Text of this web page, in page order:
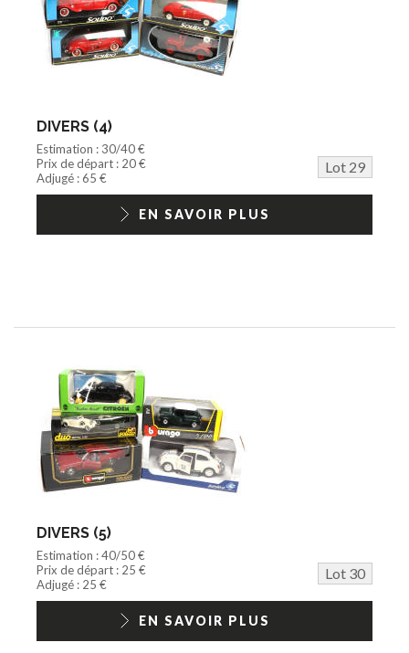
DIVERS (4)
Estimation : 30/40 €
Prix de départ : 20 €
Lot 29
Adjugé : 65 €
EN SAVOIR PLUS
DIVERS (5)
Estimation : 40/50 €
Prix de départ : 25 €
Lot 30
Adjugé : 25 €
EN SAVOIR PLUS